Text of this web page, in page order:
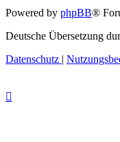
Powered by phpBB®
Deutsche Übersetzung
Datenschutz |